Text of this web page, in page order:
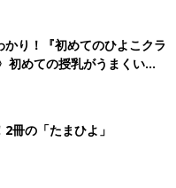
り！『初めてのひよこクラ
初めての授乳がうまくい
本と夏のトラブル 解決テ
冊の「たまひよ」